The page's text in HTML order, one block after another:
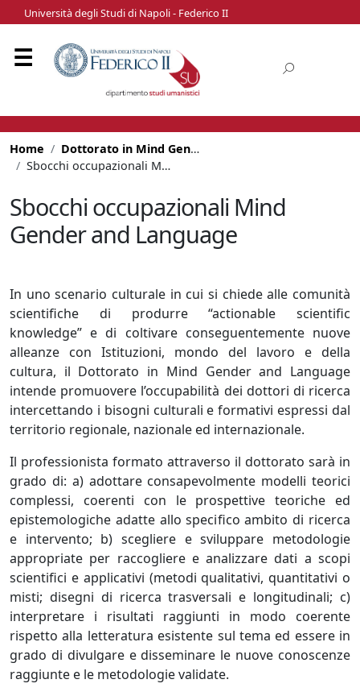
Università degli Studi di Napoli - Federico II
Home
Dottorato in Mind Gender and Language
Sbocchi occupazionali Mind Gender and Language
Sbocchi occupazionali Mind
Gender and Language
In uno scenario culturale in cui si chiede alle comunità
scientifiche di produrre “actionable scientific
knowledge” e di coltivare conseguentemente nuove
alleanze con Istituzioni, mondo del lavoro e della
cultura, il Dottorato in Mind Gender and Language
intende promuovere l’occupabilità dei dottori di ricerca
intercettando i bisogni culturali e formativi espressi dal
territorio regionale, nazionale ed internazionale.
Il professionista formato attraverso il dottorato sarà in
grado di: a) adottare consapevolmente modelli teorici
complessi, coerenti con le prospettive teoriche ed
epistemologiche adatte allo specifico ambito di ricerca
e intervento; b) scegliere e sviluppare metodologie
appropriate per raccogliere e analizzare dati a scopi
scientifici e applicativi (metodi qualitativi, quantitativi o
misti; disegni di ricerca trasversali e longitudinali; c)
interpretare i risultati raggiunti in modo coerente
rispetto alla letteratura esistente sul tema ed essere in
grado di divulgare e disseminare le nuove conoscenze
raggiunte e le metodologie validate.